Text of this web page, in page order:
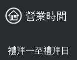
營業時間
禮拜一至禮拜日